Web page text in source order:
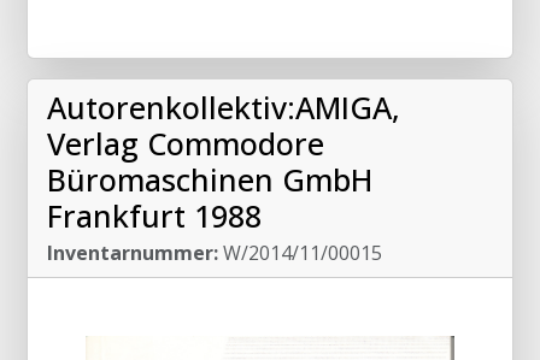
Autorenkollektiv:AMIGA,
Verlag Commodore
Büromaschinen GmbH
Frankfurt 1988
Inventarnummer:W/2014/11/00015